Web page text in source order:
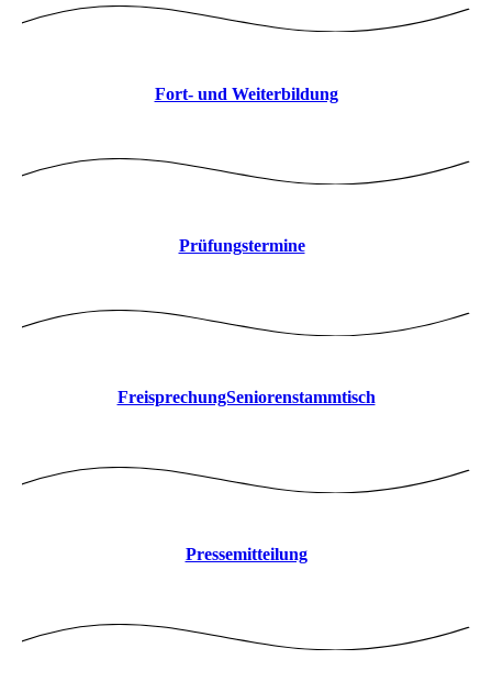
Fort- und Weiterbildung
Prüfungstermine
FreisprechungSeniorenstammtisch
Pressemitteilung